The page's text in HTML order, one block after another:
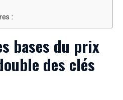
:
bases du prix
des clés